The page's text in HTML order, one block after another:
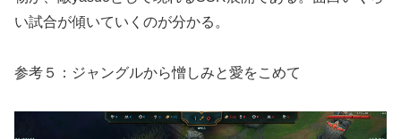
い試合が傾いていくのが分かる。
参考５：ジャングルから憎しみと愛をこめて